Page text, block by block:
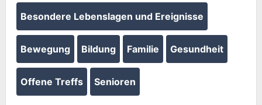
Besondere Lebenslagen und Ereignisse
Bewegung Bildung Familie Gesundheit
Offene Treffs Senioren